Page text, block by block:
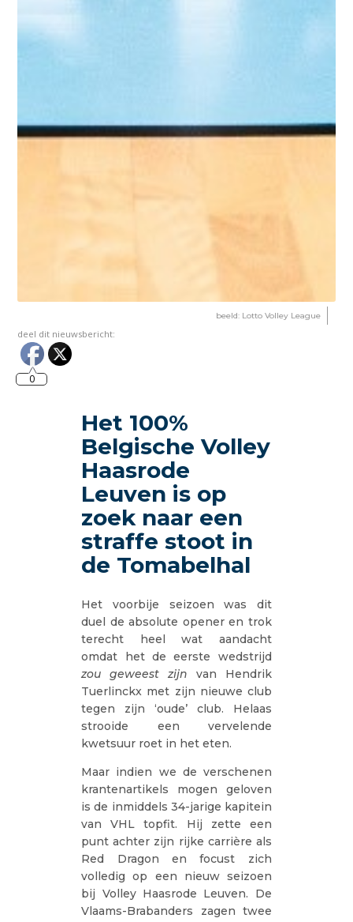
beeld: Lotto Volley League
deel dit nieuwsbericht:
0
Het 100%
Belgische Volley
Haasrode
Leuven is op
zoek naar een
straffe stoot in
de Tomabelhal
Het voorbije seizoen was dit
duel de absolute opener en trok
terecht heel wat aandacht
omdat het de eerste wedstrijd
zou geweest zijn van Hendrik
Tuerlinckx met zijn nieuwe club
tegen zijn ‘oude’ club. Helaas
strooide een vervelende
kwetsuur roet in het eten.
Maar indien we de verschenen
krantenartikels mogen geloven
is de inmiddels 34-jarige kapitein
van VHL topfit. Hij zette een
punt achter zijn rijke carrière als
Red Dragon en focust zich
volledig op een nieuw seizoen
bij Volley Haasrode Leuven. De
Vlaams-Brabanders zagen twee